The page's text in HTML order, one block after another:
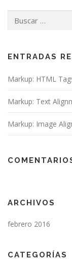
ENTRADAS
Markup: HTML
Markup: Text
Markup: Image
ARCHIVOS
febrero 2016
CATEGORÍAS